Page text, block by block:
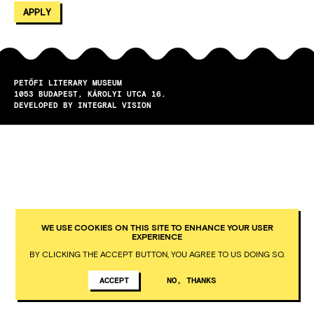
PETŐFI LITERARY MUSEUM
1053
BUDAPEST
KÁROLYI UTCA 16.
DEVELOPED BY INTEGRAL VISION
WE USE COOKIES ON THIS SITE TO ENHANCE YOUR USER
EXPERIENCE
BY CLICKING THE ACCEPT BUTTON, YOU AGREE TO US DOING SO.
ACCEPT NO, THANKS